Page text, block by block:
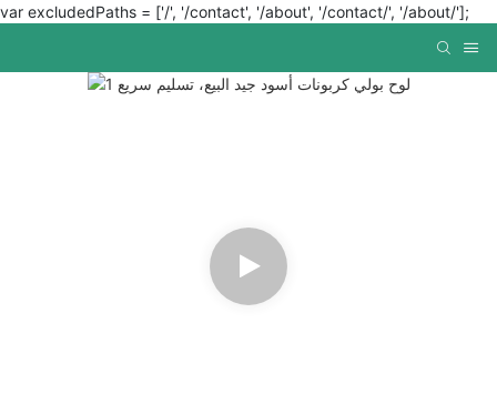
var excludedPaths = ['/', '/contact', '/about', '/contact/', '/about/'];